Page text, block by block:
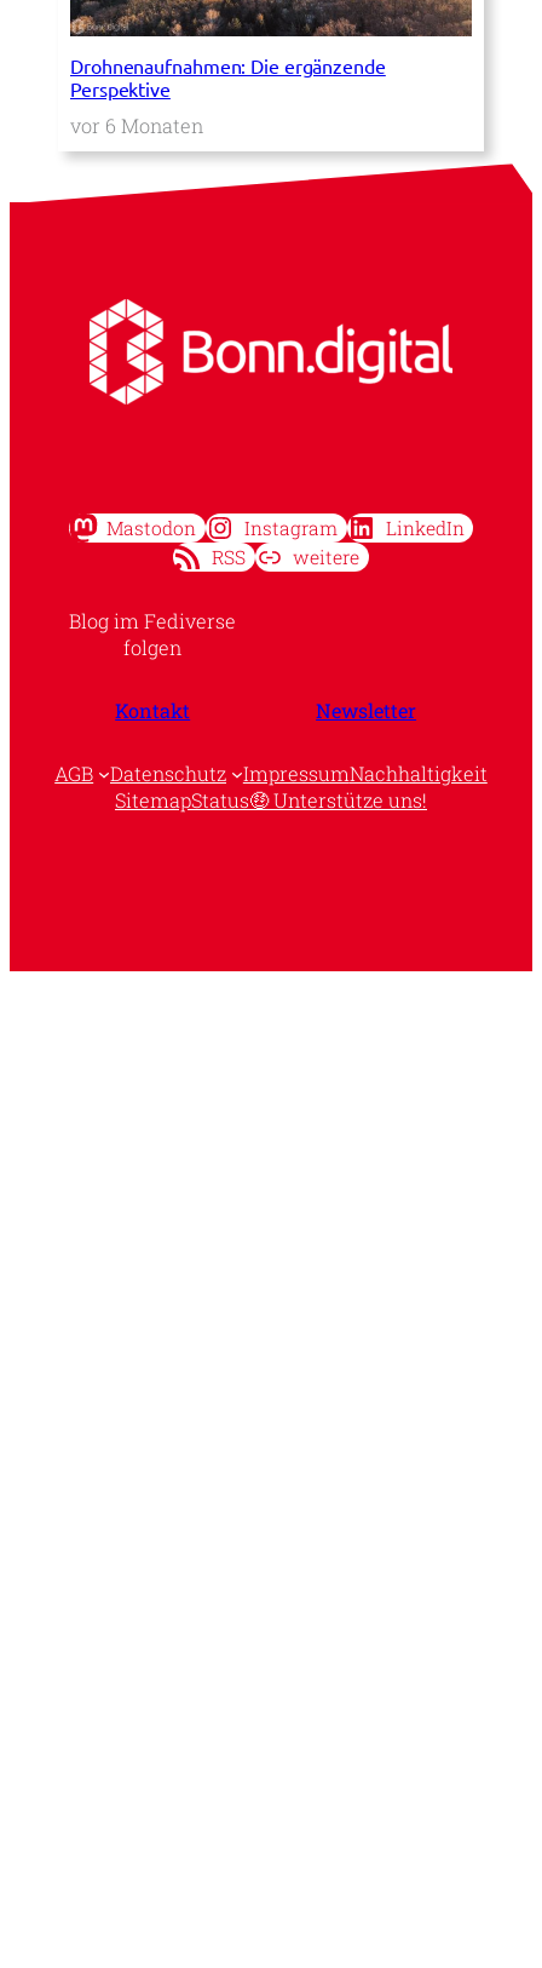
Drohnenaufnahmen: Die ergänzende
Perspektive
vor 6 Monaten
Mastodon Instagram
LinkedIn
RSS
weitere
Blog im Fediverse
folgen
Kontakt Newsletter
AGB Datenschutz ImpressumNachhaltigkeit
SitemapStatus🤑 Unterstütze uns!